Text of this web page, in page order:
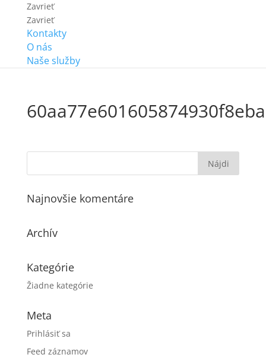
Zavrieť
Zavrieť
Kontakty
O nás
Naše služby
Najnovšie komentáre
Archív
Kategórie
Žiadne kategórie
Meta
Prihlásiť sa
Feed záznamov